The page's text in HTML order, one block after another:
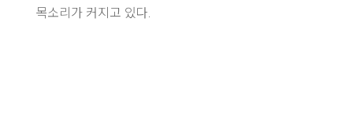
목소리가 커지고 있다.